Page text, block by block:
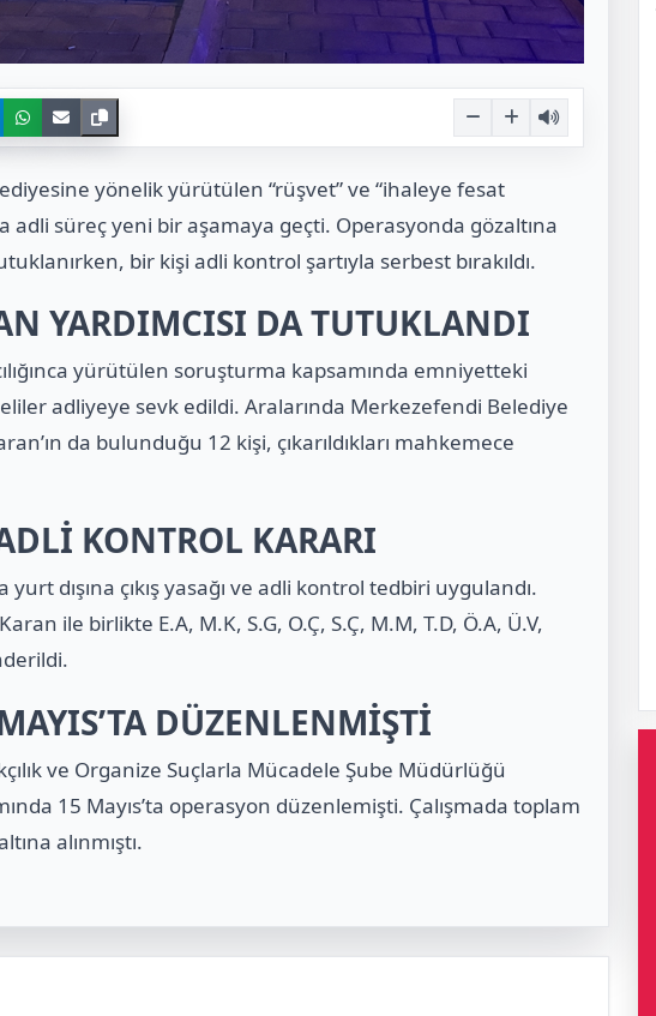
yönelik yürütülen “rüşvet” ve “ihaleye fesat
adli süreç yeni bir aşamaya geçti. Operasyonda gözaltına
bir kişi adli kontrol şartıyla serbest bırakıldı.
YARDIMCISI DA TUTUKLANDI
yürütülen soruşturma kapsamında emniyetteki
adliyeye sevk edildi. Aralarında Merkezefendi Belediye
da bulunduğu 12 kişi, çıkarıldıkları mahkemece
KONTROL KARARI
dışına çıkış yasağı ve adli kontrol tedbiri uygulandı.
ile birlikte E.A, M.K, S.G, O.Ç, S.Ç, M.M, T.D, Ö.A, Ü.V,
DÜZENLENMİŞTİ
ve Organize Suçlarla Mücadele Şube Müdürlüğü
15 Mayıs’ta operasyon düzenlemişti. Çalışmada toplam
alınmıştı.